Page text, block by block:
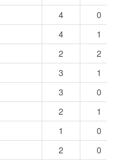
4
0
4
1
2
2
3
1
3
0
2
1
1
0
2
0